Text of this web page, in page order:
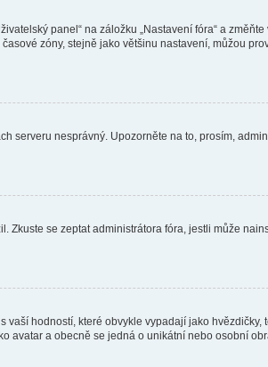
panel“ na záložku „Nastavení fóra“ a změňte
zóny, stejně jako většinu nastavení, můžou
serveru nesprávný. Upozorněte na to, prosím,
Zkuste se zeptat administrátora fóra, jestli může
hodností, které obvykle vypadají jako hvězdičky,
avatar a obecně se jedná o unikátní nebo osobní